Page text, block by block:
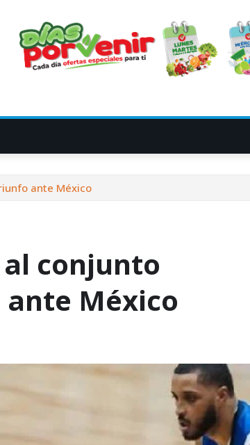
ante México
conjunto
México